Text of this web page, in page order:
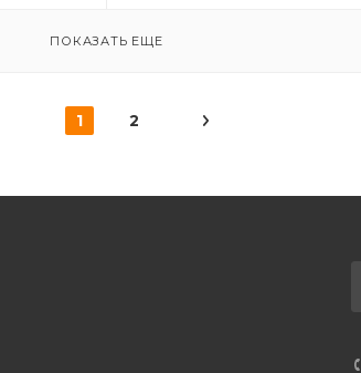
ПОКАЗАТЬ ЕЩЕ
1 2